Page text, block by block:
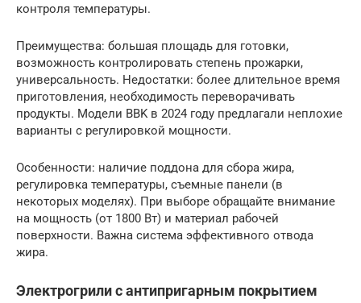
контроля температуры.
Преимущества: большая площадь для готовки,
возможность контролировать степень прожарки,
универсальность. Недостатки: более длительное время
приготовления, необходимость переворачивать
продукты. Модели BBK в 2024 году предлагали неплохие
варианты с регулировкой мощности.
Особенности: наличие поддона для сбора жира,
регулировка температуры, съемные панели (в
некоторых моделях). При выборе обращайте внимание
на мощность (от 1800 Вт) и материал рабочей
поверхности. Важна система эффективного отвода
жира.
Электрогрили с антипригарным покрытием